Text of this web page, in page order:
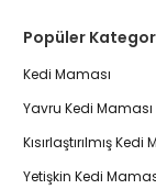
Popüler
Kedi Maması
Yavru Kedi Maması
Kısırlaştırılmış Kedi
Yetişkin Kedi